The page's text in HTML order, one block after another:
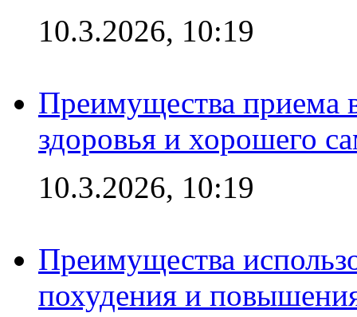
10.3.2026, 10:19
Преимущества приема
здоровья и хорошего
10.3.2026, 10:19
Преимущества
похудения и